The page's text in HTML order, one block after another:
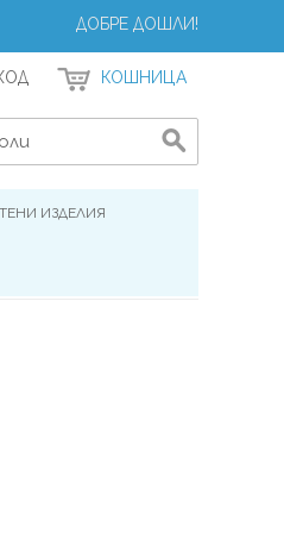
ДОБРЕ ДОШЛИ!
КОШНИЦА
ИЗДЕЛИЯ